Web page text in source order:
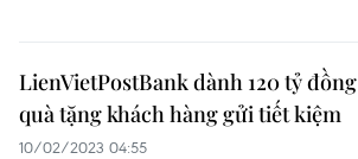
LienVietPostBank dành 120 tỷ đồng
quà tặng khách hàng gửi tiết kiệm
10/02/2023 04:55